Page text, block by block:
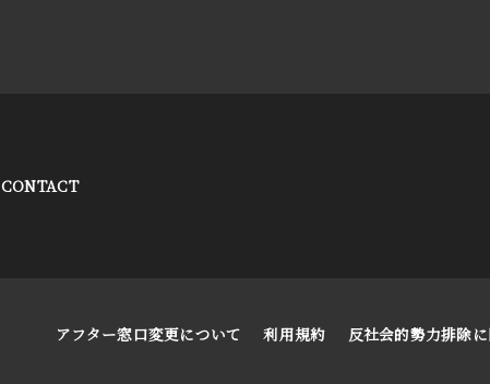
CONTACT
アフター窓口変更について 利用規約 反社会的勢力排除